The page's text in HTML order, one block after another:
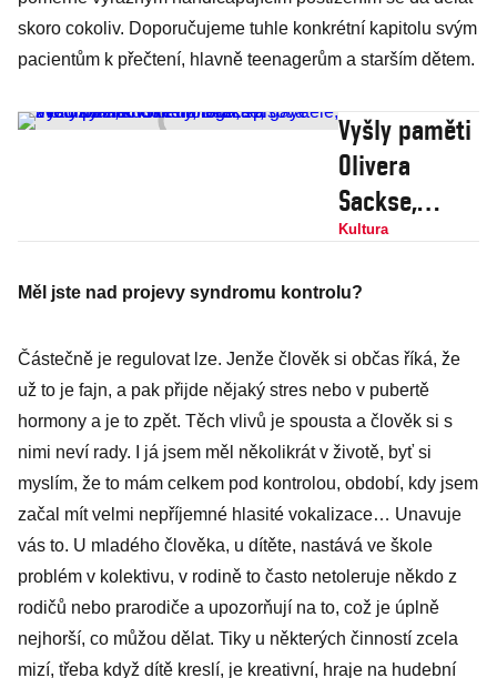
skoro cokoliv. Doporučujeme tuhle konkrétní kapitolu svým
pacientům k přečtení, hlavně teenagerům a starším dětem.
Vyšly paměti
Olivera
Sackse,
světoznáméh
spisovatele,
motorkáře,
kulturisty,
feťáka a
gaye z rodiny
židovské
honorace
Kultura
Měl jste nad projevy syndromu kontrolu?
Částečně je regulovat lze. Jenže člověk si občas říká, že
už to je fajn, a pak přijde nějaký stres nebo v pubertě
hormony a je to zpět. Těch vlivů je spousta a člověk si s
nimi neví rady. I já jsem měl několikrát v životě, byť si
myslím, že to mám celkem pod kontrolou, období, kdy jsem
začal mít velmi nepříjemné hlasité vokalizace… Unavuje
vás to. U mladého člověka, u dítěte, nastává ve škole
problém v kolektivu, v rodině to často netoleruje někdo z
rodičů nebo prarodiče a upozorňují na to, což je úplně
nejhorší, co můžou dělat. Tiky u některých činností zcela
mizí, třeba když dítě kreslí, je kreativní, hraje na hudební